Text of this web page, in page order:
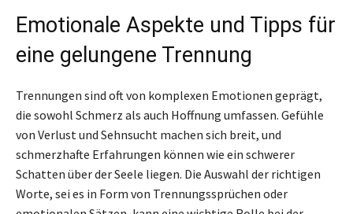
Emotionale Aspekte und Tipps für
eine gelungene Trennung
Trennungen sind oft von komplexen Emotionen geprägt,
die sowohl Schmerz als auch Hoffnung umfassen. Gefühle
von Verlust und Sehnsucht machen sich breit, und
schmerzhafte Erfahrungen können wie ein schwerer
Schatten über der Seele liegen. Die Auswahl der richtigen
Worte, sei es in Form von Trennungssprüchen oder